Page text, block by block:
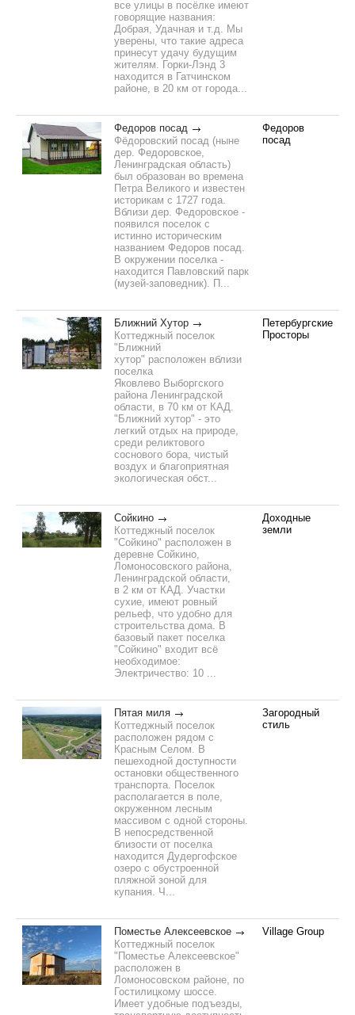
все улицы в посёлке имеют
говорящие названия:
Добрая, Удачная и т.д. Мы
уверены, что такие адреса
принесут удачу будущим
жителям. Горки-Лэнд 3
находится в Гатчинском
районе, в 20 км от города...
Федоров посад
Фёдоровский посад (ныне
дер. Федоровское,
Ленинградская область)
был образован во времена
Петра Великого и известен
историкам с 1727 года.
Вблизи дер. Федоровское -
появился поселок с
истинно историческим
названием Федоров посад.
В окружении поселка -
находится Павловский парк
(музей-заповедник). П...
Федоров
посад
Ближний Хутор
Коттеджный поселок
"Ближний
хутор" расположен вблизи
поселка
Яковлево Выборгского
района Ленинградской
области, в 70 км от КАД.
"Ближний хутор" - это
легкий отдых на природе,
среди реликтового
соснового бора, чистый
воздух и благоприятная
экологическая обст...
Петербургские
Просторы
Сойкино
Коттеджный поселок
"Сойкино" расположен в
деревне Сойкино,
Ломоносовского района,
Ленинградской области,
в 2 км от КАД. Участки
сухие, имеют ровный
рельеф, что удобно для
строительства дома. В
базовый пакет поселка
"Сойкино" входит всё
необходимое:
Электричество: 10 ...
Доходные
земли
Пятая миля
Коттеджный поселок
расположен рядом с
Красным Селом. В
пешеходной доступности
остановки общественного
транспорта. Поселок
располагается в поле,
окруженном лесным
массивом с одной стороны.
В непосредственной
близости от поселка
находится Дудергофское
озеро с обустроенной
пляжной зоной для
купания. Ч...
Загородный
стиль
Поместье Алексеевское
Коттеджный поселок
"Поместье Алексеевское"
расположен в
Ломоносовском районе, по
Гостилицкому шоссе.
Имеет удобные подъезды,
Village Group